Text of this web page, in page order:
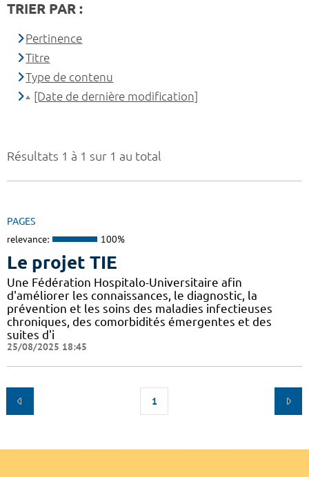
Résultats 1 à 1 sur 1 au total
PAGES
relevance: 100%
Le projet TIE
Une Fédération Hospitalo-Universitaire afin
d'améliorer les connaissances, le diagnostic, la
prévention et les soins des maladies infectieuses
chroniques, des comorbidités émergentes et des
suites d'i
25/08/2025 18:45
1
TRIER PAR :
Pertinence
Titre
Type de contenu
[Date de dernière modification]